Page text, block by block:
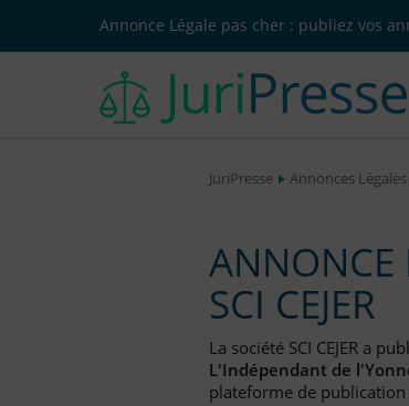
Annonce Légale pas cher : publiez vos
JuriPresse Annonces
ANNONCE
SCI CEJER
La société SCI CEJER a
L'Indépendant de
plateforme de publication